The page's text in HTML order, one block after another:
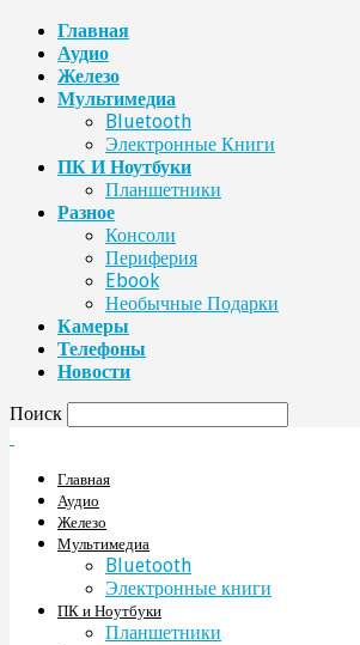
Главная
Аудио
Железо
Мультимедиа
Bluetooth
Электронные Книги
ПК И Ноутбуки
Планшетники
Разное
Консоли
Периферия
Ebook
Необычные Подарки
Камеры
Телефоны
Новости
Поиск
Главная
Аудио
Железо
Мультимедиа
Bluetooth
Электронные книги
ПК и Ноутбуки
Планшетники